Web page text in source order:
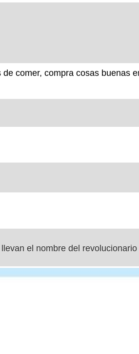
comer, compra cosas buenas
el nombre del